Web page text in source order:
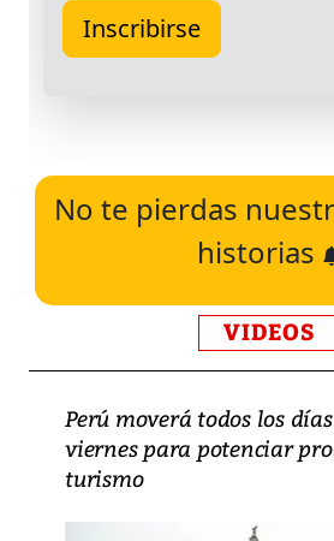
No te pierdas
historias
VIDEOS
Perú moverá todos los
viernes para potenciar
turismo